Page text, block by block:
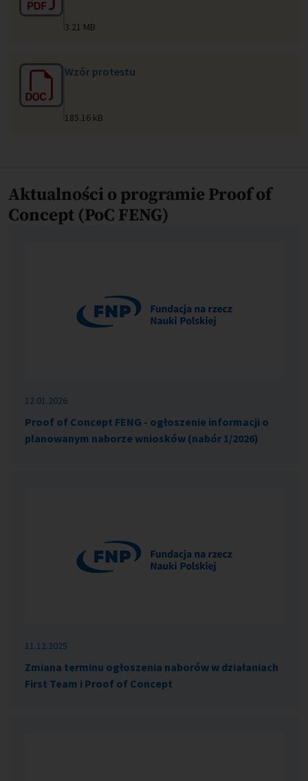
3.21 MB
Wzór protestu
185.16 kB
Aktualności o programie Proof of
Concept (PoC FENG)
12.01.2026
Proof of Concept FENG - ogłoszenie informacji o
planowanym naborze wniosków (nabór 1/2026)
11.12.2025
Zmiana terminu ogłoszenia naborów w działaniach
First Team i Proof of Concept